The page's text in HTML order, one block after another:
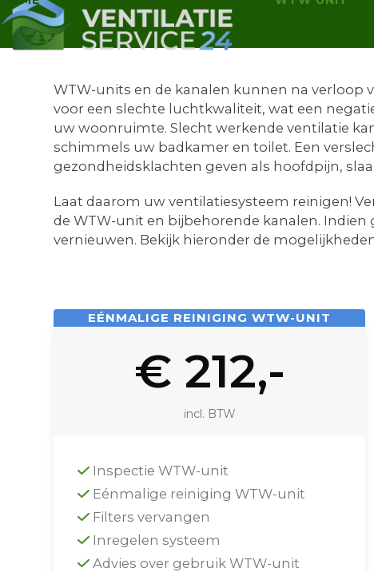
Skip
to
content
WTW-units en de kanalen kunnen na verloop
voor een slechte luchtkwaliteit, wat een
uw woonruimte. Slecht werkende ventilatie
schimmels uw badkamer en toilet. Een
gezondheidsklachten geven als hoofdpijn,
Laat daarom uw ventilatiesysteem reinigen!
de WTW-unit en bijbehorende kanalen.
vernieuwen. Bekijk hieronder de
EÉNMALIGE REINIGING WTW-UNIT
€ 212,-
incl. BTW
Inspectie WTW-unit
Eénmalige reiniging WTW-unit
Filters vervangen
Inregelen systeem
Advies over gebruik WTW-unit